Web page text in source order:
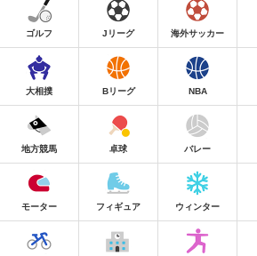
ゴルフ Jリーグ 海外サッカー
大相撲 Bリーグ NBA
地方競馬 卓球 バレー
モーター フィギュア ウィンター